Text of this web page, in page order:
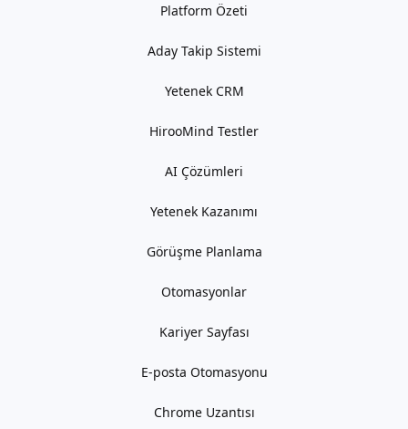
Platform Özeti
Aday Takip Sistemi
Yetenek CRM
HirooMind Testler
AI Çözümleri
Yetenek Kazanımı
Görüşme Planlama
Otomasyonlar
Kariyer Sayfası
E-posta Otomasyonu
Chrome Uzantısı